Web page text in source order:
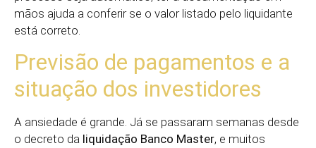
mãos ajuda a conferir se o valor listado pelo liquidante
está correto.
Previsão de pagamentos e a
situação dos investidores
A ansiedade é grande. Já se passaram semanas desde
o decreto da liquidação Banco Master, e muitos